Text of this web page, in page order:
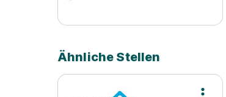
Ähnliche Stellen